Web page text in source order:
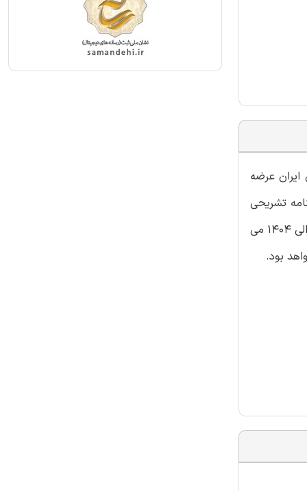
عرضه
تشریحی
میباشد. از جمله ویژگی های برجسته این بسته ارائه اصل سوالات آزمون های ادوار گذشته دارای درس دانش علوم بانکی از سال 1392 الی 1404 می
بود.